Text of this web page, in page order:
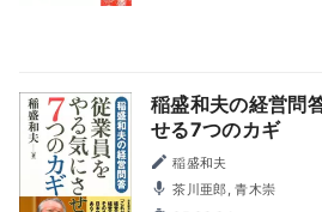
稲盛和夫の経営問
せる7つのカギ
稲盛和夫
茶川亜郎, 青木崇